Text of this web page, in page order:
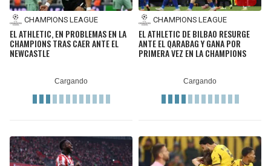
CHAMPIONS LEAGUE
EL ATHLETIC, EN PROBLEMAS EN LA
CHAMPIONS TRAS CAER ANTE EL
NEWCASTLE
CHAMPIONS LEAGUE
EL ATHLETIC DE BILBAO RESURGE
ANTE EL QARABAG Y GANA POR
PRIMERA VEZ EN LA CHAMPIONS